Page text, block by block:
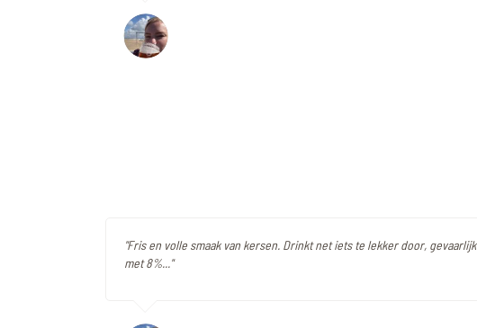
"Fris en volle smaak van kersen. Drinkt net iets te lekker door, gevaarlijk
met 8%..."